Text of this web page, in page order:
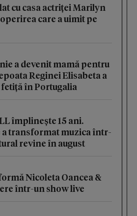
cu casa actriței Marilyn
care a uimit pe
a devenit mamă pentru
Reginei Elisabeta a
în Portugalia
împlinește 15 ani.
a transformat muzica într-
revine în august
Nicoleta Oancea &
într-un show live